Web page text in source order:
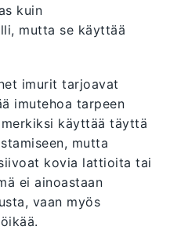
kuin
mutta se käyttää
imurit tarjoavat
imutehoa tarpeen
käyttää täyttä
mutta
kovia lattioita tai
ei ainoastaan
vaan myös